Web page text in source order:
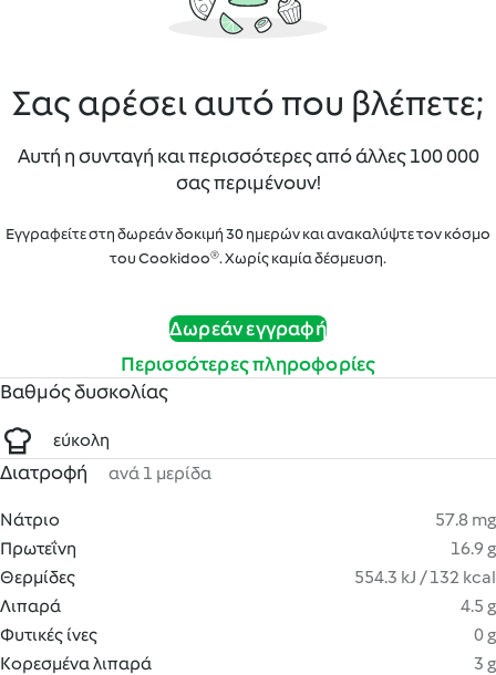
Σας αρέσει αυτό που βλέπετε;
Αυτή η συνταγή και περισσότερες από άλλες 100 000
σας περιμένουν!
Εγγραφείτε στη δωρεάν δοκιμή 30 ημερών και ανακαλύψτε τον κόσμο
του Cookidoo®. Χωρίς καμία δέσμευση.
Δωρεάν εγγραφή
Περισσότερες πληροφορίες
Βαθμός δυσκολίας
εύκολη
Διατροφή ανά 1 μερίδα
Νάτριο
57.8 mg
Πρωτεΐνη
16.9 g
Θερμίδες
554.3 kJ / 132 kcal
Λιπαρά
4.5 g
Φυτικές ίνες
0 g
Κορεσμένα λιπαρά
3 g